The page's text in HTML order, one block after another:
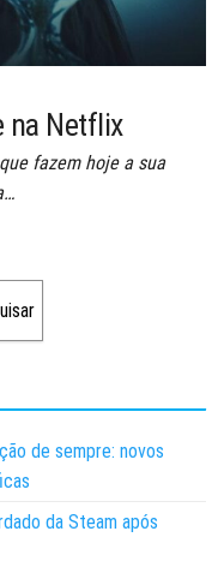
na Netflix
fazem hoje a sua
de sempre: novos
da Steam após